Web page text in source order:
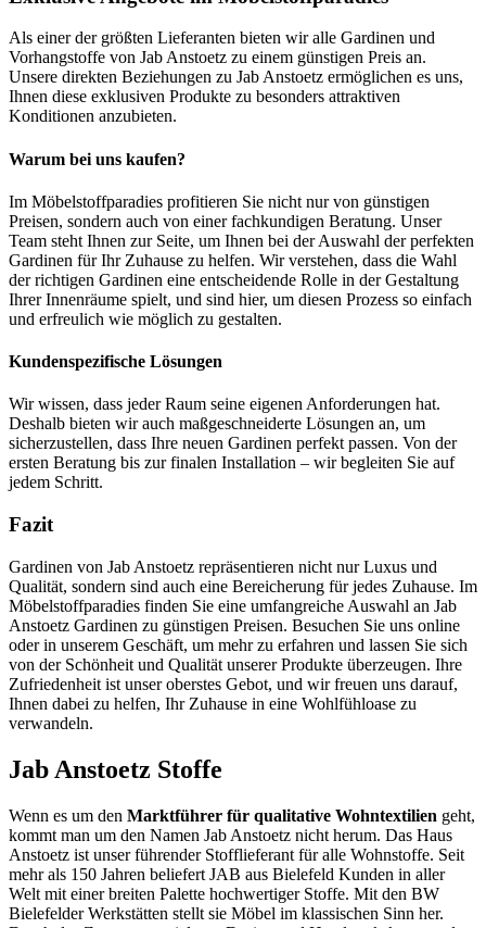
Als einer der größten Lieferanten bieten wir alle Gardinen und
Vorhangstoffe von Jab Anstoetz zu einem günstigen Preis an.
Unsere direkten Beziehungen zu Jab Anstoetz ermöglichen es uns,
Ihnen diese exklusiven Produkte zu besonders attraktiven
Konditionen anzubieten.
Warum bei uns kaufen?
Im Möbelstoffparadies profitieren Sie nicht nur von günstigen
Preisen, sondern auch von einer fachkundigen Beratung. Unser
Team steht Ihnen zur Seite, um Ihnen bei der Auswahl der perfekten
Gardinen für Ihr Zuhause zu helfen. Wir verstehen, dass die Wahl
der richtigen Gardinen eine entscheidende Rolle in der Gestaltung
Ihrer Innenräume spielt, und sind hier, um diesen Prozess so einfach
und erfreulich wie möglich zu gestalten.
Kundenspezifische Lösungen
Wir wissen, dass jeder Raum seine eigenen Anforderungen hat.
Deshalb bieten wir auch maßgeschneiderte Lösungen an, um
sicherzustellen, dass Ihre neuen Gardinen perfekt passen. Von der
ersten Beratung bis zur finalen Installation – wir begleiten Sie auf
jedem Schritt.
Fazit
Gardinen von Jab Anstoetz repräsentieren nicht nur Luxus und
Qualität, sondern sind auch eine Bereicherung für jedes Zuhause. Im
Möbelstoffparadies finden Sie eine umfangreiche Auswahl an Jab
Anstoetz Gardinen zu günstigen Preisen. Besuchen Sie uns online
oder in unserem Geschäft, um mehr zu erfahren und lassen Sie sich
von der Schönheit und Qualität unserer Produkte überzeugen. Ihre
Zufriedenheit ist unser oberstes Gebot, und wir freuen uns darauf,
Ihnen dabei zu helfen, Ihr Zuhause in eine Wohlfühloase zu
verwandeln.
Jab Anstoetz Stoffe
Wenn es um den Marktführer für qualitative Wohntextilien geht,
kommt man um den Namen Jab Anstoetz nicht herum. Das Haus
Anstoetz ist unser führender Stofflieferant für alle Wohnstoffe. Seit
mehr als 150 Jahren beliefert JAB aus Bielefeld Kunden in aller
Welt mit einer breiten Palette hochwertiger Stoffe. Mit den BW
Bielefelder Werkstätten stellt sie Möbel im klassischen Sinn her.